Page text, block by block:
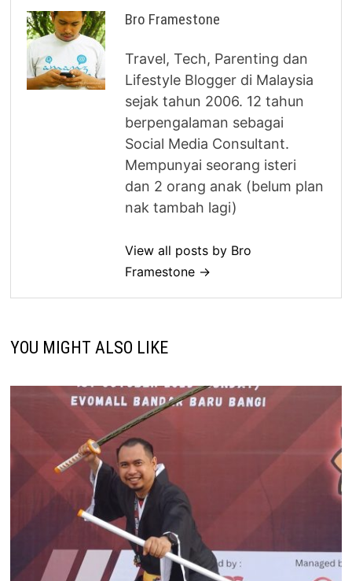
Bro Framestone
Travel, Tech, Parenting dan
Lifestyle Blogger di Malaysia
sejak tahun 2006. 12 tahun
berpengalaman sebagai
Social Media Consultant.
Mempunyai seorang isteri
dan 2 orang anak (belum plan
nak tambah lagi)
View all posts by Bro
Framestone →
YOU MIGHT ALSO LIKE